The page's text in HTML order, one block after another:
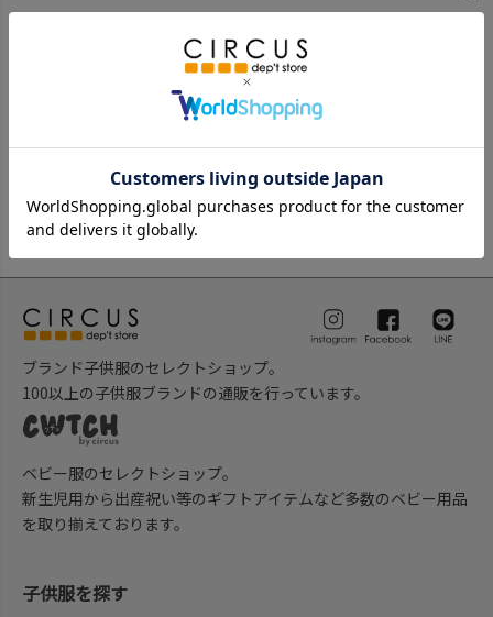
メールをもって、入荷のご報告と代えさせていただきます。何卒
お取寄せ機能につきましては、長期休暇など時期により休止する
ます様、お願い致します。
お取寄せのご注文でも、お振込みをご指定の場合は、当店からの
メール送信日より銀行の【3営業日以内】でのお振込みをお願い
致します。
ブランド子供服のセレクトショップ。
100以上の子供服ブランドの通販を行っています。
ベビー服のセレクトショップ。
新生児用から出産祝い等のギフトアイテムなど多数のベビー用品
を取り揃えております。
子供服を探す